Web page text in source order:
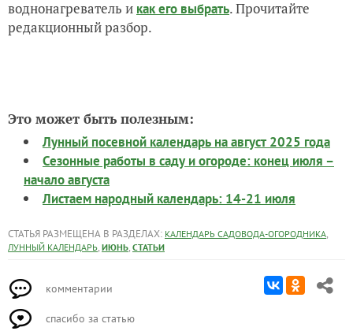
воднонагреватель и как его выбрать. Прочитайте
редакционный разбор.
Это может быть полезным:
Лунный посевной календарь на август 2025 года
Сезонные работы в саду и огороде: конец июля –
начало августа
Листаем народный календарь: 14-21 июля
СТАТЬЯ РАЗМЕЩЕНА В РАЗДЕЛАХ: КАЛЕНДАРЬ САДОВОДА-ОГОРОДНИКА,
ЛУННЫЙ КАЛЕНДАРЬ, ИЮНЬ, СТАТЬИ
комментарии
спасибо за статью